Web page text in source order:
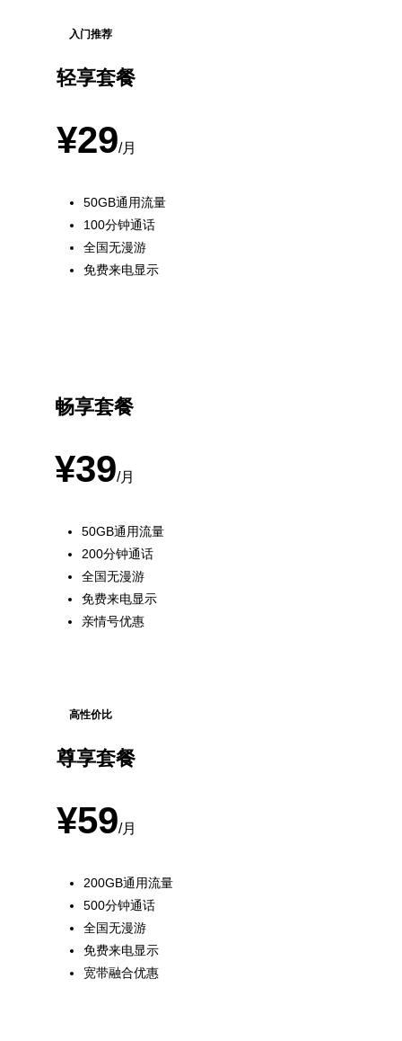
入门推荐
轻享套餐
¥29/月
50GB通用流量
100分钟通话
全国无漫游
免费来电显示
畅享套餐
¥39/月
50GB通用流量
200分钟通话
全国无漫游
免费来电显示
亲情号优惠
高性价比
尊享套餐
¥59/月
200GB通用流量
500分钟通话
全国无漫游
免费来电显示
宽带融合优惠